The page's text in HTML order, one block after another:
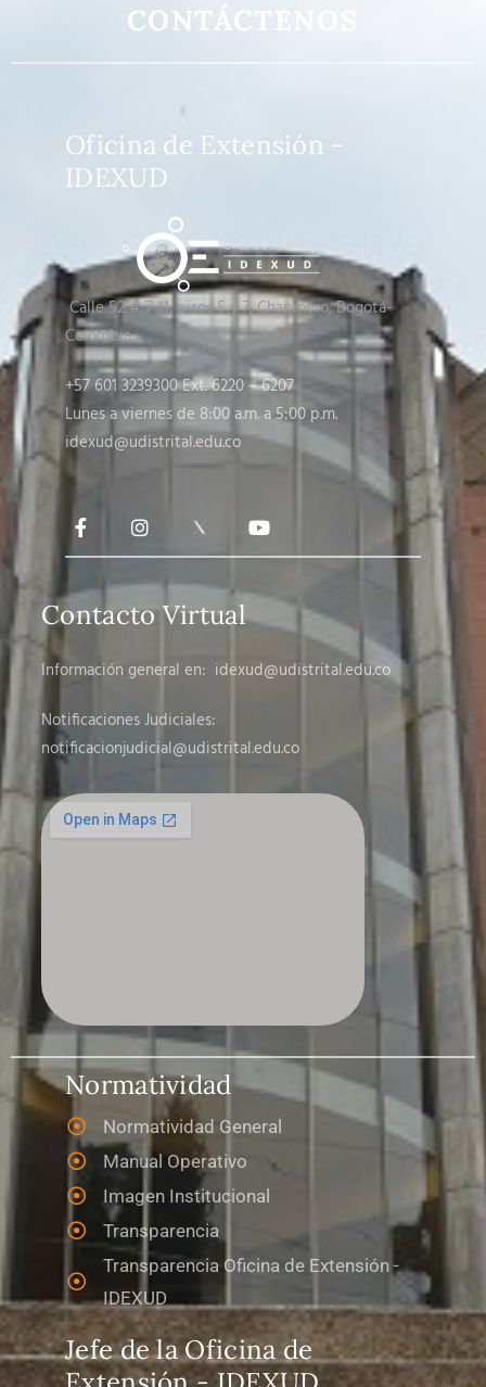
CONTÁCTENOS
Oficina de Extensión -
IDEXUD
Calle 52 # 7-11, pisos 5 y 7, Chapinero, Bogotá-
Colombia
+57 601 3239300 Ext. 6220 – 6207
Lunes a viernes de 8:00 a.m. a 5:00 p.m.
idexud@udistrital.edu.co
Contacto Virtual
Información general en: idexud@udistrital.edu.co
Notificaciones Judiciales:
notificacionjudicial@udistrital.edu.co
Normatividad
Normatividad General
Manual Operativo
Imagen Institucional
Transparencia
Transparencia Oficina de Extensión -
IDEXUD
Jefe de la Oficina de